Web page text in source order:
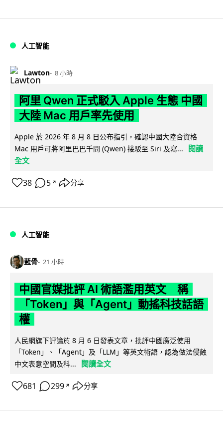
人工智能
Lawton 8 小時
阿里 Qwen 正式駁入 Apple 生態 中國
大陸 Mac 用戶率先使用
Apple 於 2026 年 8 月 8 日公布指引，確認中國大陸合資格
Mac 用戶可將阿里巴巴千問 (Qwen) 接駁至 Siri 及寫...
閱讀
全文
38 5 ↗ 分享
人工智能
藍骨 21 小時
中國官媒批評 AI 術語濫用英文 稱
「Token」與「Agent」動搖科技話語
權
人民網旗下評論於 8 月 6 日發表文章，批評中國廣泛使用
「Token」、「Agent」及「LLM」等英文術語，認為做法侵蝕
中文表意空間及科...
閱讀全文
681 299 ↗ 分享